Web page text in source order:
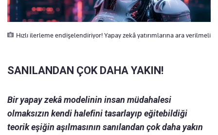
Hızlı ilerleme endişelendiriyor! Yapay zekâ yatırımlarına ara verilmeli
SANILANDAN ÇOK DAHA YAKIN!
Bir yapay zekâ modelinin insan müdahalesi
olmaksızın kendi halefini tasarlayıp eğitebildiği
teorik eşiğin aşılmasının sanılandan çok daha yakın